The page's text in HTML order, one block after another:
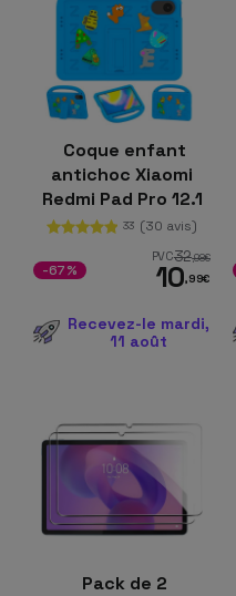
Coque enfant
antichoc Xiaomi
Redmi Pad Pro 12.1
Bleu
33 (30 avis)
PVC32,98€
10,99€
-67%
Recevez-le mardi,
11 août
Pack de 2